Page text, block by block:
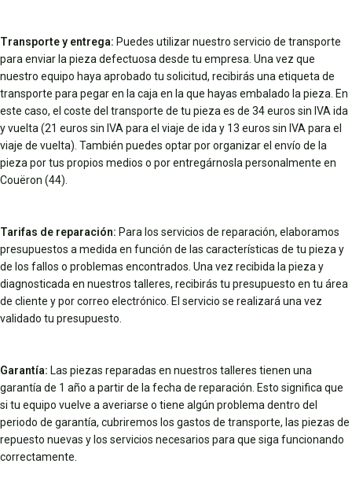
Transporte y entrega: Puedes utilizar nuestro servicio de transporte
para enviar la pieza defectuosa desde tu empresa. Una vez que
nuestro equipo haya aprobado tu solicitud, recibirás una etiqueta de
transporte para pegar en la caja en la que hayas embalado la pieza. En
este caso, el coste del transporte de tu pieza es de 34 euros sin IVA ida
y vuelta (21 euros sin IVA para el viaje de ida y 13 euros sin IVA para el
viaje de vuelta). También puedes optar por organizar el envío de la
pieza por tus propios medios o por entregárnosla personalmente en
Couëron (44).
Tarifas de reparación: Para los servicios de reparación, elaboramos
presupuestos a medida en función de las características de tu pieza y
de los fallos o problemas encontrados. Una vez recibida la pieza y
diagnosticada en nuestros talleres, recibirás tu presupuesto en tu área
de cliente y por correo electrónico. El servicio se realizará una vez
validado tu presupuesto.
Garantía: Las piezas reparadas en nuestros talleres tienen una
garantía de 1 año a partir de la fecha de reparación. Esto significa que
si tu equipo vuelve a averiarse o tiene algún problema dentro del
periodo de garantía, cubriremos los gastos de transporte, las piezas de
repuesto nuevas y los servicios necesarios para que siga funcionando
correctamente.